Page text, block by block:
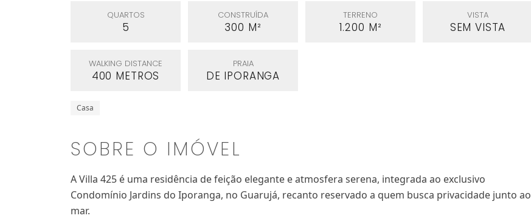
QUARTOS
5
CONSTRUÍDA
300 M²
TERRENO
1.200 M²
VISTA
SEM VISTA
WALKING DISTANCE
400 METROS
PRAIA
DE IPORANGA
Casa
SOBRE O IMÓVEL
A Villa 425 é uma residência de feição elegante e atmosfera serena, integrada ao exclusivo
Condomínio Jardins do Iporanga, no Guarujá, recanto reservado a quem busca privacidade junto ao
mar.